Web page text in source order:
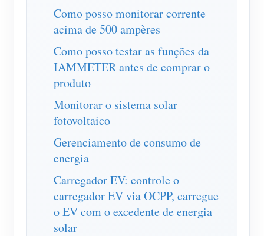
Blog
App Loja
Explorar site
Ranking FV
Como posso monitorar corrente
acima de 500 ampères
Como posso testar as funções da
IAMMETER antes de comprar o
produto
Monitorar o sistema solar
fotovoltaico
Gerenciamento de consumo de
energia
Carregador EV: controle o
carregador EV via OCPP, carregue
o EV com o excedente de energia
solar